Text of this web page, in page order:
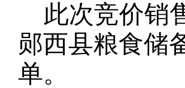
此次竞价销
郧西县粮食储
单。